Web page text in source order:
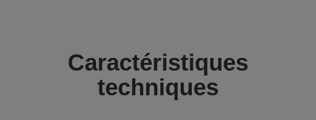
Caractéristiques
techniques